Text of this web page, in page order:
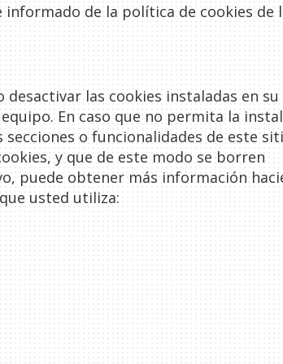
de la política de cookies de
las cookies instaladas en su
En caso que no permita la
o funcionalidades de este
y que de este modo se borren
puede obtener más información
usted utiliza: